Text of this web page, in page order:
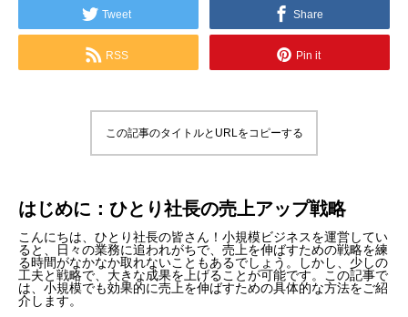
Tweet Share
RSS Pin it
この記事のタイトルとURLをコピーする
はじめに：ひとり社長の売上アップ戦略
こんにちは、ひとり社長の皆さん！小規模ビジネスを運営してい
ると、日々の業務に追われがちで、売上を伸ばすための戦略を練
る時間がなかなか取れないこともあるでしょう。しかし、少しの
工夫と戦略で、大きな成果を上げることが可能です。この記事で
は、小規模でも効果的に売上を伸ばすための具体的な方法をご紹
介します。